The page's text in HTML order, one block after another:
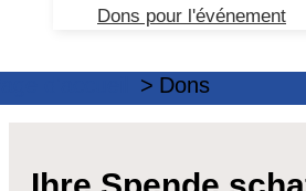
Dons pour l'événement
Dons